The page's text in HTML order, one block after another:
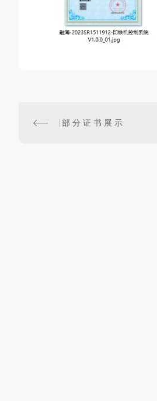
部 分 证 书 展 示